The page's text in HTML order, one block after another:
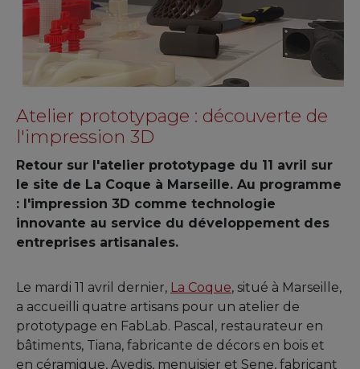
Atelier prototypage : découverte de
l'impression 3D
Retour sur l'atelier prototypage du 11 avril sur
le site de La Coque à Marseille. Au programme
: l'impression 3D comme technologie
innovante au service du développement des
entreprises artisanales.
Le mardi 11 avril dernier, La Coque, situé à Marseille,
a accueilli quatre artisans pour un atelier de
prototypage en FabLab. Pascal, restaurateur en
bâtiments, Tiana, fabricante de décors en bois et
en céramique, Avedis, menuisier et Sene, fabricant